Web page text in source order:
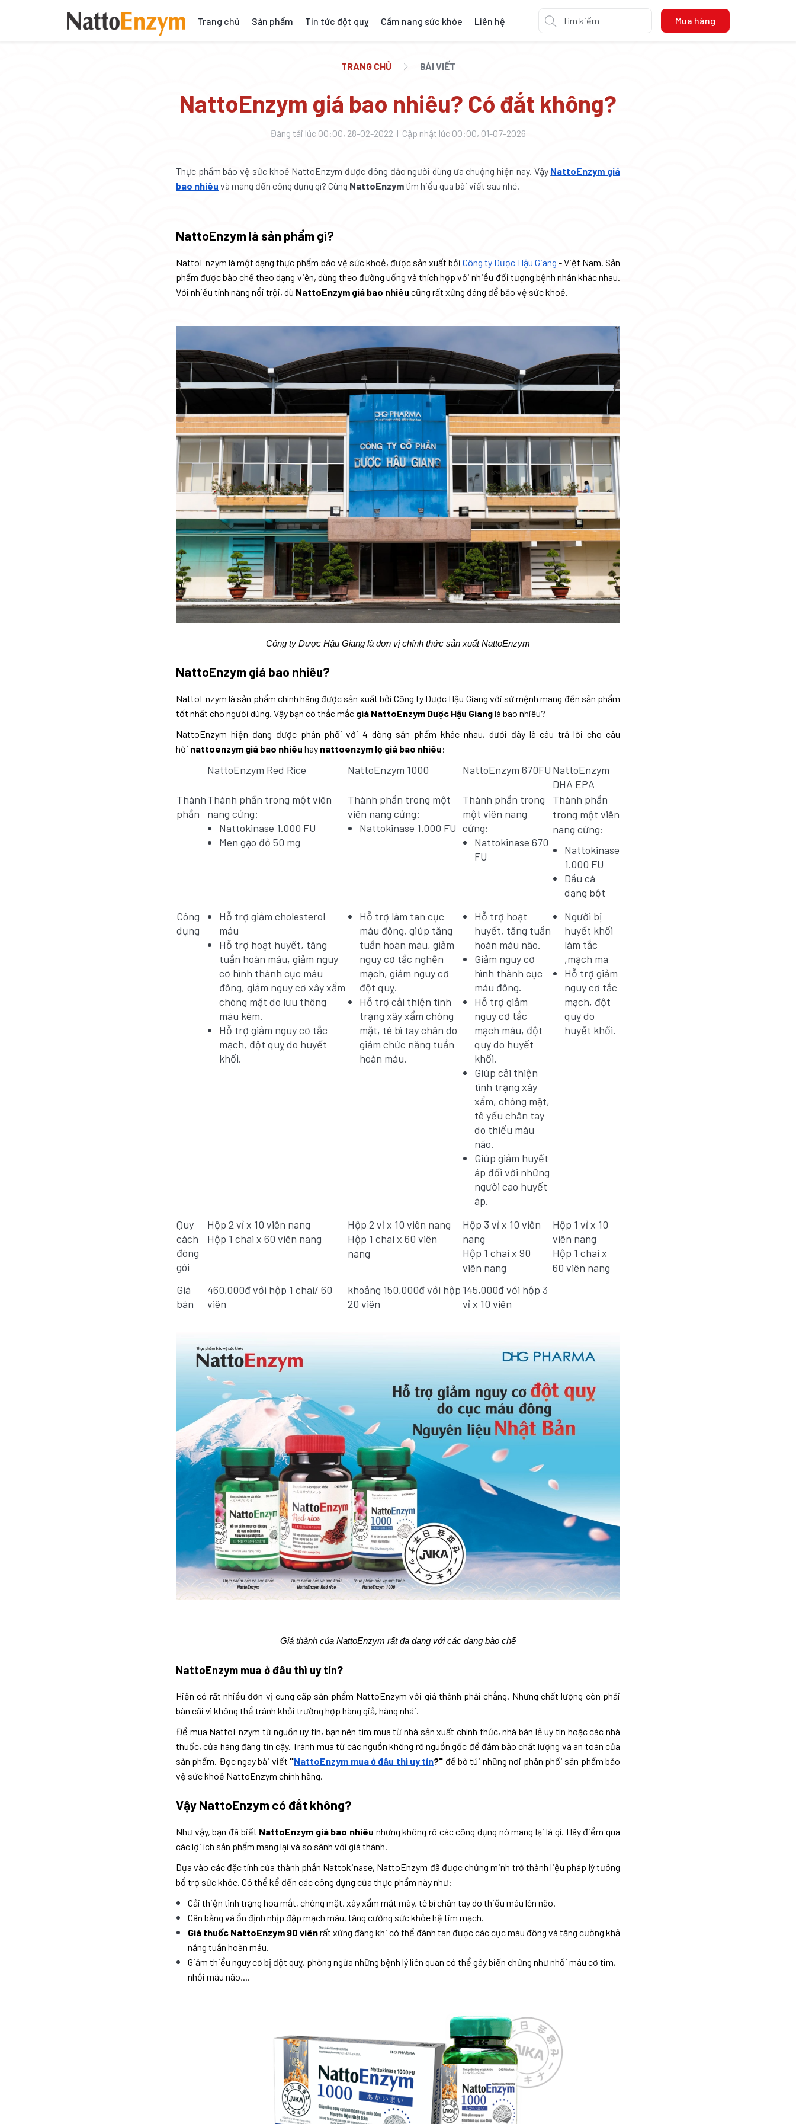
Trang chủ Sản phẩm Tin tức đột quỵ Cẩm nang sức khỏe Liên hệ Mua hàng
TRANG CHỦ BÀI VIẾT
NattoEnzym giá bao nhiêu? Có đắt không?
Đăng tải lúc 00:00, 28-02-2022 | Cập nhật lúc 00:00, 01-07-2026
Thực phẩm bảo vệ sức khoẻ NattoEnzym được đông đảo người dùng ưa chuộng hiện nay. Vậy NattoEnzym giá
bao nhiêu và mang đến công dụng gì? Cùng NattoEnzymtìm hiểu qua bài viết sau nhé.
NattoEnzym là sản phẩm gì?
NattoEnzym là một dạng thực phẩm bảo vệ sức khoẻ, được sản xuất bởiCông ty Dược Hậu Giang - Việt Nam. Sản
phẩm được bào chế theo dạng viên, dùng theo đường uống và thích hợp với nhiều đối tượng bệnh nhân khác nhau.
Với nhiều tính năng nổi trội, dù NattoEnzym giá bao nhiêu cũng rất xứng đáng để bảo vệ sức khoẻ.
Công ty Dược Hậu Giang là đơn vị chính thức sản xuất NattoEnzym
NattoEnzym giá bao nhiêu?
NattoEnzym là sản phẩm chính hãng được sản xuất bởi Công ty Dược Hậu Giang với sứ mệnh mang đến sản phẩm
tốt nhất cho người dùng. Vậy bạn có thắc mắc giá NattoEnzym Dược Hậu Gianglà bao nhiêu?
NattoEnzym hiện đang được phân phối với 4 dòng sản phẩm khác nhau, dưới đây là câu trả lời cho câu
hỏi nattoenzym giá bao nhiêu hay nattoenzym lọ giá bao nhiêu:
NattoEnzym Red Rice NattoEnzym 1000 NattoEnzym 670FU NattoEnzym
DHA EPA
Thành
phần
Thành phần trong một viên
nang cứng:
Nattokinase 1.000 FU
Men gạo đỏ 50 mg
Thành phần trong một
viên nang cứng:
Nattokinase 1.000 FU
Thành phần trong
một viên nang
cứng:
Nattokinase 670
FU
Thành phần
trong một viên
nang cứng:
Nattokinase
1.000 FU
Dầu cá
dạng bột
Công
dụng
Hỗ trợ giảm cholesterol
máu
Hỗ trợ hoạt huyết, tăng
tuần hoàn máu, giảm nguy
cơ hình thành cục máu
đông, giảm nguy cơ xây xẩm
chóng mặt do lưu thông
máu kém.
Hỗ trợ giảm nguy cơ tắc
mạch, đột quỵ do huyết
khối.
Hỗ trợ làm tan cục
máu đông, giúp tăng
tuần hoàn máu, giảm
nguy cơ tắc nghẽn
mạch, giảm nguy cơ
đột quỵ.
Hỗ trợ cải thiện tình
trạng xây xẩm chóng
mặt, tê bì tay chân do
giảm chức năng tuần
hoàn máu.
Hỗ trợ hoạt
huyết, tăng tuần
hoàn máu não.
Giảm nguy cơ
hình thành cục
máu đông.
Hỗ trợ giảm
nguy cơ tắc
mạch máu, đột
quỵ do huyết
khối.
Giúp cải thiện
tình trạng xây
xẩm, chóng mặt,
tê yếu chân tay
do thiếu máu
não.
Giúp giảm huyết
áp đối với những
người cao huyết
áp.
Người bị
huyết khối
làm tắc
,mạch ma
Hỗ trợ giảm
nguy cơ tắc
mạch, đột
quỵ do
huyết khối.
Quy
cách
đóng
gói
Hộp 2 vỉ x 10 viên nang
Hộp 1 chai x 60 viên nang
Hộp 2 vỉ x 10 viên nang
Hộp 1 chai x 60 viên
nang
Hộp 3 vỉ x 10 viên
nang
Hộp 1 chai x 90
viên nang
Hộp 1 vỉ x 10
viên nang
Hộp 1 chai x
60 viên nang
Giá
bán
460,000đ với hộp 1 chai/ 60
viên
khoảng 150,000đ với hộp
20 viên
145,000đ với hộp 3
vỉ x 10 viên
Giá thành của NattoEnzym rất đa dạng với các dạng bào chế
NattoEnzym mua ở đâu thì uy tín?
Hiện có rất nhiều đơn vị cung cấp sản phẩm NattoEnzym với giá thành phải chẳng. Nhưng chất lượng còn phải
bàn cãi vì không thể tránh khỏi trường hợp hàng giả, hàng nhái.
Để mua NattoEnzym từ nguồn uy tín, bạn nên tìm mua từ nhà sản xuất chính thức, nhà bán lẻ uy tín hoặc các nhà
thuốc, cửa hàng đáng tin cậy. Tránh mua từ các nguồn không rõ nguồn gốc để đảm bảo chất lượng và an toàn của
sản phẩm. Đọc ngay bài viết "NattoEnzym mua ở đâu thì uy tín?" để bỏ túi những nơi phân phối sản phẩm bảo
vệ sức khoẻ NattoEnzym chính hãng.
Vậy NattoEnzym có đắt không?
Như vậy, bạn đã biết NattoEnzym giá bao nhiêu nhưng không rõ các công dụng nó mang lại là gì. Hãy điểm qua
các lợi ích sản phẩm mang lại và so sánh với giá thành.
Dựa vào các đặc tính của thành phần Nattokinase, NattoEnzym đã được chứng minh trở thành liệu pháp lý tưởng
bổ trợ sức khỏe. Có thể kể đến các công dụng của thực phẩm này như:
Cải thiện tình trạng hoa mắt, chóng mặt, xây xẩm mặt mày, tê bì chân tay do thiếu máu lên não.
Cân bằng và ổn định nhịp đập mạch máu, tăng cường sức khỏe hệ tim mạch.
Giá thuốc NattoEnzym 90 viênrất xứng đáng khi có thể đánh tan được các cục máu đông và tăng cường khả
năng tuần hoàn máu.
Giảm thiểu nguy cơ bị đột quỵ, phòng ngừa những bệnh lý liên quan có thể gây biến chứng như nhồi máu cơ tim,
nhồi máu não,...